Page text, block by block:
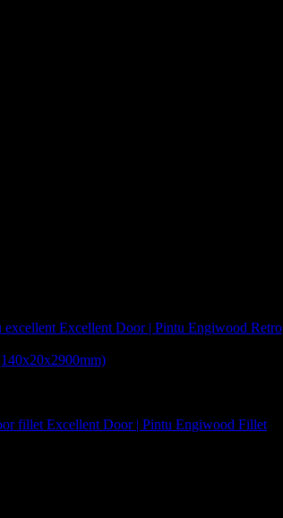
Excellent Door | Pintu Engiwood Retro
Excellent Door | Pintu Engiwood Fillet